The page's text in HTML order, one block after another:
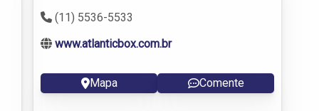
(11) 5536-5533
www.atlanticbox.com.br
Mapa Comente